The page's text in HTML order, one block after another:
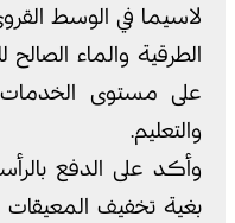
لاسيما في الوسط
الطرقية والماء
على مستوى
والتعليم.
وأكد على الدفع
بغية تخفيف المعيقات